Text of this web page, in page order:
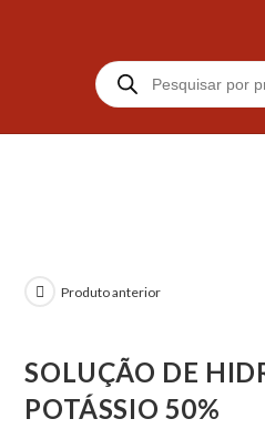
Produto anterior
SOLUÇÃO DE
POTÁSSIO 50%